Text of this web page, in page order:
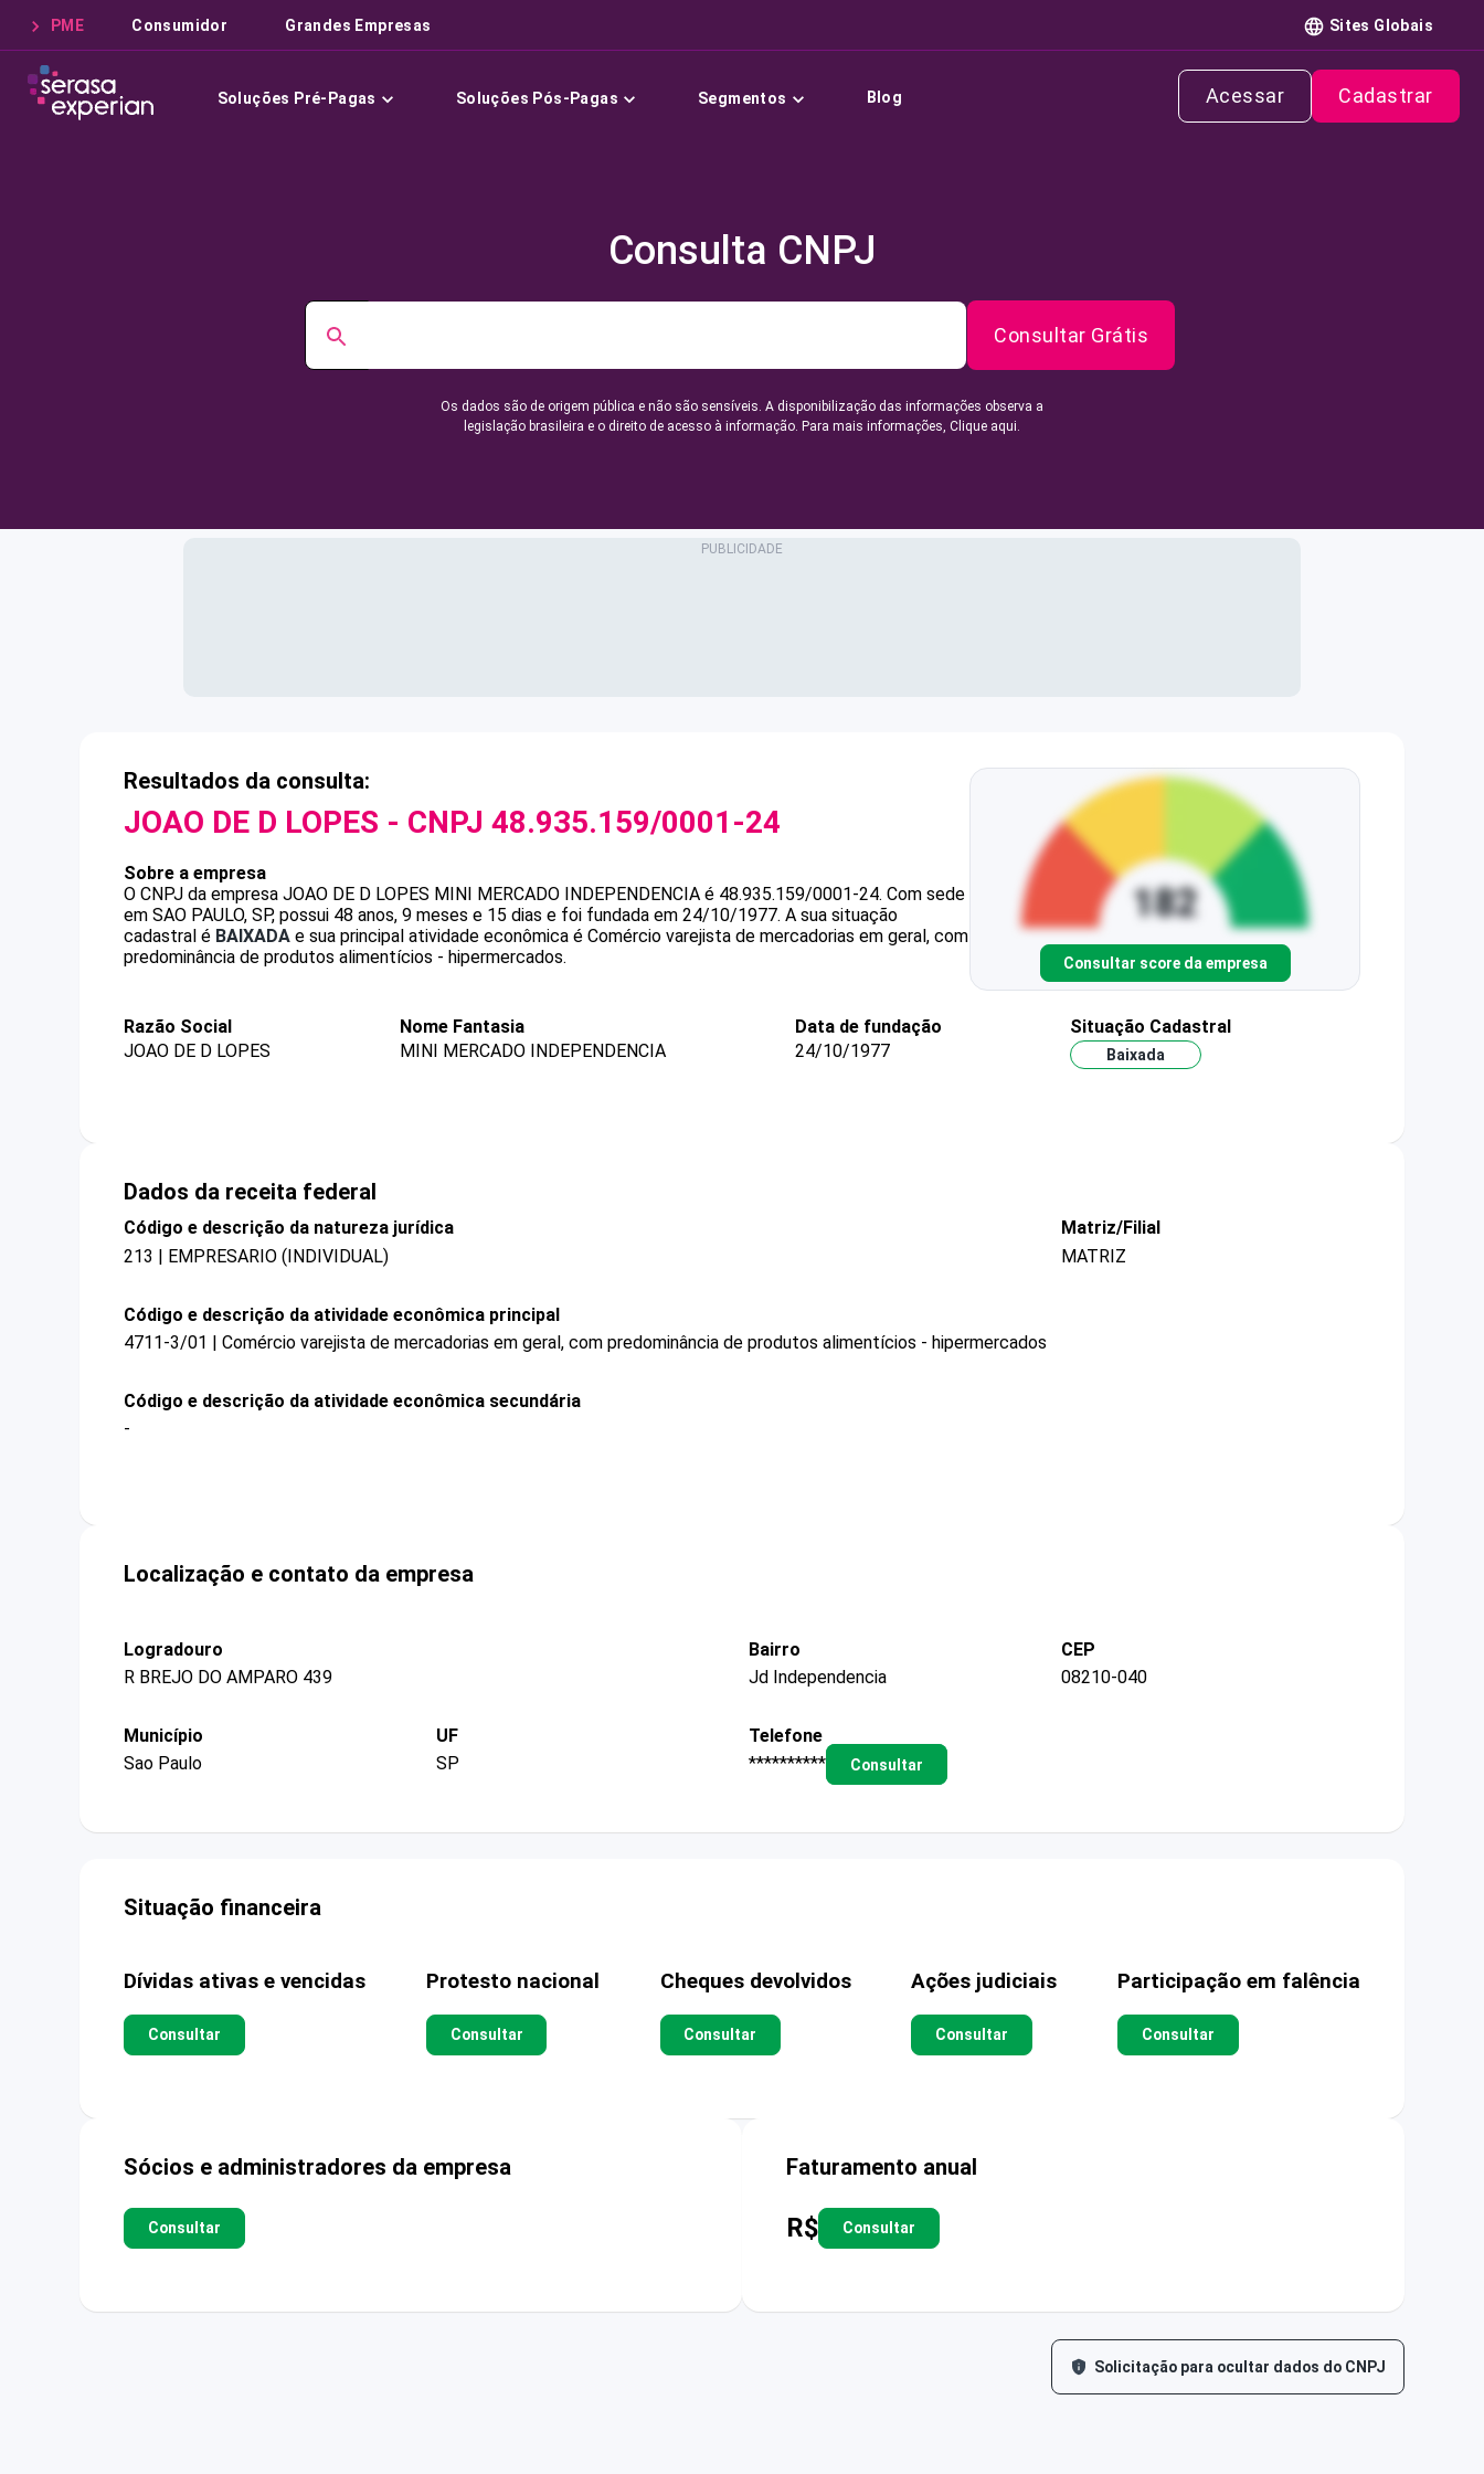
PME Consumidor Grandes Empresas Sites Globais
Soluções Pré-Pagas Soluções Pós-Pagas Segmentos Blog Acessar Cadastrar
Consulta CNPJ
Consultar Grátis
Os dados são de origem pública e não são sensíveis. A disponibilização das informações observa a
legislação brasileira e o direito de acesso à informação. Para mais informações, Clique aqui.
Resultados da consulta:
JOAO DE D LOPES - CNPJ 48.935.159/0001-24
Sobre a empresa
O CNPJ da empresa JOAO DE D LOPES MINI MERCADO INDEPENDENCIA é 48.935.159/0001-24. Com sede
em SAO PAULO, SP, possui 48 anos, 9 meses e 15 dias e foi fundada em 24/10/1977. A sua situação
cadastral é BAIXADA e sua principal atividade econômica é Comércio varejista de mercadorias em geral, com
predominância de produtos alimentícios - hipermercados.
Consultar score da empresa
Razão Social
JOAO DE D LOPES
Nome Fantasia
MINI MERCADO INDEPENDENCIA
Data de fundação
24/10/1977
Situação Cadastral
Baixada
Dados da receita federal
Código e descrição da natureza jurídica
213 | EMPRESARIO (INDIVIDUAL)
Matriz/Filial
MATRIZ
Código e descrição da atividade econômica principal
4711-3/01 | Comércio varejista de mercadorias em geral, com predominância de produtos alimentícios - hipermercados
Código e descrição da atividade econômica secundária
-
Localização e contato da empresa
Logradouro
R BREJO DO AMPARO 439
Bairro
Jd Independencia
CEP
08210-040
Município
Sao Paulo
UF
SP
Telefone
**********
Consultar
Situação financeira
Dívidas ativas e vencidas
Consultar
Protesto nacional
Consultar
Cheques devolvidos
Consultar
Ações judiciais
Consultar
Participação em falência
Consultar
Sócios e administradores da empresa
Consultar
Faturamento anual
R$ Consultar
Solicitação para ocultar dados do CNPJ